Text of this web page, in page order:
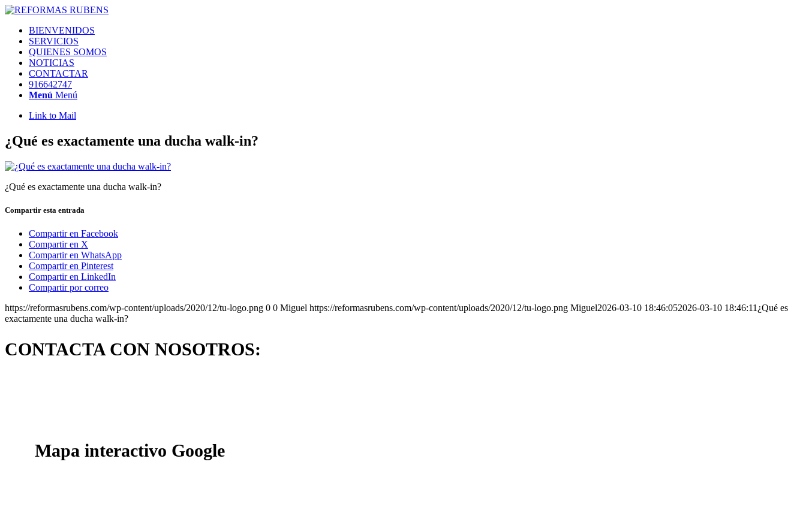
BIENVENIDOS
SERVICIOS
QUIENES SOMOS
NOTICIAS
CONTACTAR
916642747
Menú Menú
Link to Mail
¿Qué es exactamente una ducha walk-in?
¿Qué es exactamente una ducha walk-in?
Compartir esta entrada
Compartir en Facebook
Compartir en X
Compartir en WhatsApp
Compartir en Pinterest
Compartir en LinkedIn
Compartir por correo
https://reformasrubens.com/wp-content/uploads/2020/12/tu-logo.png 0 0 Miguel https://reformasrubens.com/wp-content/uploads/2020/12/tu-logo.png Miguel2026-03-10 18:46:052026-03-10 18:46:11 ¿Qué es
exactamente una ducha walk-in?
CONTACTA CON NOSOTROS:
Mapa interactivo Google